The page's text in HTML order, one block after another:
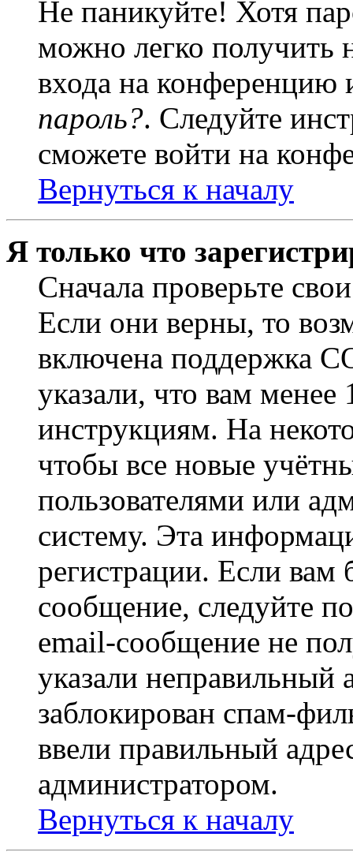
Не паникуйте! Хотя
можно легко получить
входа на
пароль?. Следуйте
сможете войти на
Вернуться к началу
Я только что
Сначала проверьте
Если они верны, то
включена поддержка
указали, что вам
инструкциям. На
чтобы все новые
пользователями или
систему. Эта
регистрации. Если
сообщение, следуйте
email-сообщение не
указали неправильный
заблокирован спам-
ввели правильный
администратором.
Вернуться к началу